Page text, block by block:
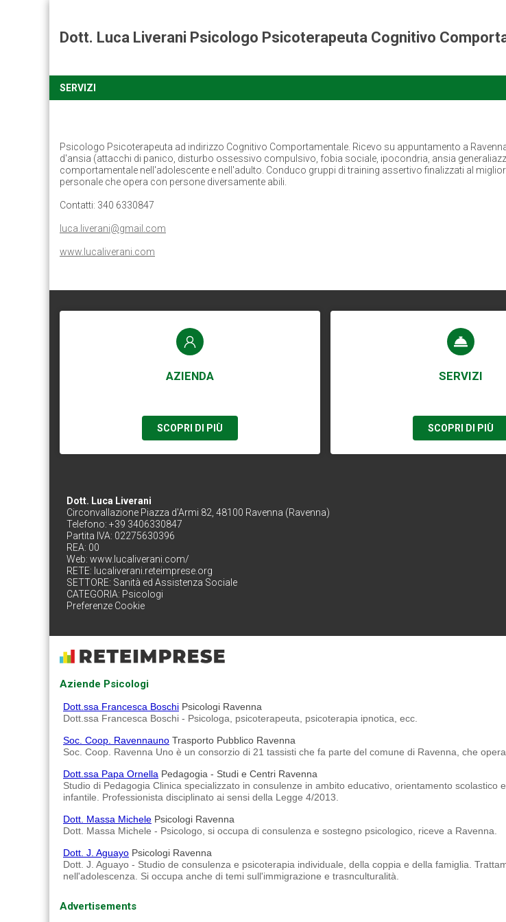
Dott. Luca Liverani Psicologo Psicoterapeuta Cognitivo
SERVIZI
Psicologo Psicoterapeuta ad indirizzo Cognitivo Comportamentale. Ricevo su appuntamento a
d'ansia (attacchi di panico, disturbo ossessivo compulsivo, fobia sociale, ipocondria, ansia
comportamentale nell'adolescente e nell'adulto. Conduco gruppi di training assertivo finalizzati al
personale che opera con persone diversamente abili.
Contatti: 340 6330847
luca.liverani@gmail.com
www.lucaliverani.com
AZIENDA
SCOPRI DI PIÙ
SERVIZI
SCOPRI DI PIÙ
Dott. Luca Liverani
Circonvallazione Piazza d'Armi 82, 48100 Ravenna (Ravenna)
Telefono: +39 3406330847
Partita IVA: 02275630396
REA: 00
Web: www.lucaliverani.com/
RETE: lucaliverani.reteimprese.org
SETTORE: Sanità ed Assistenza Sociale
CATEGORIA: Psicologi
Preferenze Cookie
Aziende Psicologi
Dott.ssa Francesca Boschi Psicologi Ravenna
Dott.ssa Francesca Boschi - Psicologa, psicoterapeuta, psicoterapia ipnotica, ecc.
Soc. Coop. Ravennauno Trasporto Pubblico Ravenna
Soc. Coop. Ravenna Uno è un consorzio di 21 tassisti che fa parte del comune di Ravenna, che
Dott.ssa Papa Ornella Pedagogia - Studi e Centri Ravenna
Studio di Pedagogia Clinica specializzato in consulenze in ambito educativo, orientamento
infantile. Professionista disciplinato ai sensi della Legge 4/2013.
Dott. Massa Michele Psicologi Ravenna
Dott. Massa Michele - Psicologo, si occupa di consulenza e sostegno psicologico, riceve a Ravenna.
Dott. J. Aguayo Psicologi Ravenna
Dott. J. Aguayo - Studio de consulenza e psicoterapia individuale, della coppia e della famiglia.
nell'adolescenza. Si occupa anche di temi sull'immigrazione e trasnculturalità.
Advertisements